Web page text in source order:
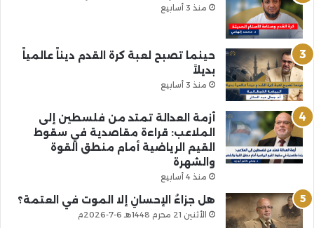
منذ 3 أسابيع
حينما تصبح لعبة كرة القدم ديناً عالمياً
بديلاً
منذ 3 أسابيع
أزمة العدالة تمتد من فلسطين إلى
الملاعب: قراءة مقاصدية في سقوط
القيم الرياضية أمام منطق القوة
والشهرة
منذ 4 أسابيع
هل جزاءُ الإحسانِ إلا الموت في العتمة؟
الأثنين 21 محرم 1448هـ 6-7-2026م